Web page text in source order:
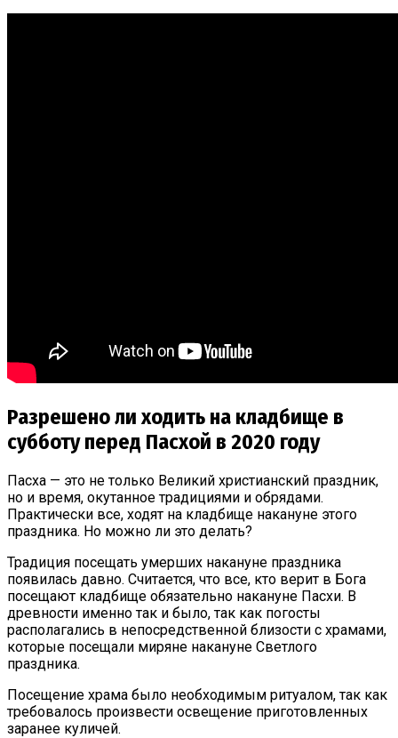
Разрешено ли ходить на кладбище в
субботу перед Пасхой в 2020 году
Пасха — это не только Великий христианский праздник,
но и время, окутанное традициями и обрядами.
Практически все, ходят на кладбище накануне этого
праздника. Но можно ли это делать?
Традиция посещать умерших накануне праздника
появилась давно. Считается, что все, кто верит в Бога
посещают кладбище обязательно накануне Пасхи. В
древности именно так и было, так как погосты
располагались в непосредственной близости с храмами,
которые посещали миряне накануне Светлого
праздника.
Посещение храма было необходимым ритуалом, так как
требовалось произвести освещение приготовленных
заранее куличей.